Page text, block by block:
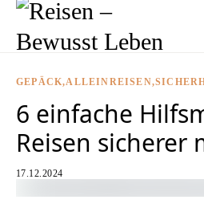
GEPÄCK ALLEINREISEN
6 einfache
Reisen sicherer
17.12.2024